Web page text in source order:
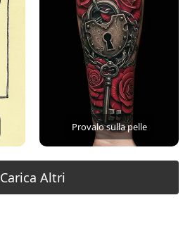
Provalo sulla pelle
Carica Altri